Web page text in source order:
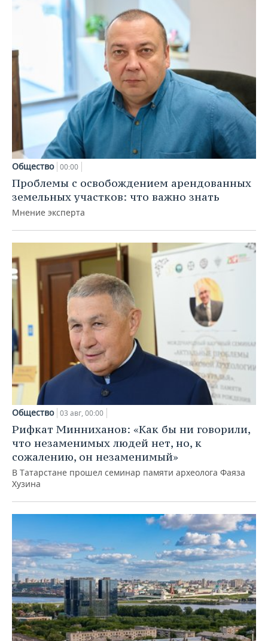
Общество 00:00
Проблемы с освобождением арендованных
земельных участков: что важно знать
Мнение эксперта
Общество 03 авг, 00:00
Рифкат Минниханов: «Как бы ни говорили,
что незаменимых людей нет, но, к
сожалению, он незаменимый»
В Татарстане прошел семинар памяти археолога Фаяза
Хузина